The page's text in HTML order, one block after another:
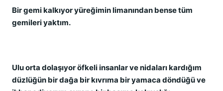
Bir gemi kalkıyor yüreğimin limanından bense tüm
gemileri yaktım.
Ulu orta dolaşıyor öfkeli insanlar ve nidaları kardığım
düzlüğün bir dağa bir kıvrıma bir yamaca döndüğü ve